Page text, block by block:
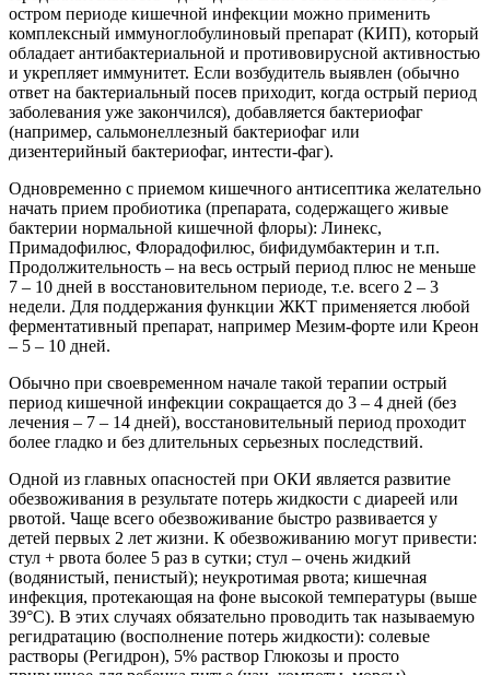
остром периоде кишечной инфекции можно применить
комплексный иммуноглобулиновый препарат (КИП), который
обладает антибактериальной и противовирусной активностью
и укрепляет иммунитет. Если возбудитель выявлен (обычно
ответ на бактериальный посев приходит, когда острый период
заболевания уже закончился), добавляется бактериофаг
(например, сальмонеллезный бактериофаг или
дизентерийный бактериофаг, интести-фаг).
Одновременно с приемом кишечного антисептика желательно
начать прием пробиотика (препарата, содержащего живые
бактерии нормальной кишечной флоры): Линекс,
Примадофилюс, Флорадофилюс, бифидумбактерин и т.п.
Продолжительность – на весь острый период плюс не меньше
7 – 10 дней в восстановительном периоде, т.е. всего 2 – 3
недели. Для поддержания функции ЖКТ применяется любой
ферментативный препарат, например Мезим-форте или Креон
– 5 – 10 дней.
Обычно при своевременном начале такой терапии острый
период кишечной инфекции сокращается до 3 – 4 дней (без
лечения – 7 – 14 дней), восстановительный период проходит
более гладко и без длительных серьезных последствий.
Одной из главных опасностей при ОКИ является развитие
обезвоживания в результате потерь жидкости с диареей или
рвотой. Чаще всего обезвоживание быстро развивается у
детей первых 2 лет жизни. К обезвоживанию могут привести:
стул + рвота более 5 раз в сутки; стул – очень жидкий
(водянистый, пенистый); неукротимая рвота; кишечная
инфекция, протекающая на фоне высокой температуры (выше
39°С). В этих случаях обязательно проводить так называемую
регидратацию (восполнение потерь жидкости): солевые
растворы (Регидрон), 5% раствор Глюкозы и просто